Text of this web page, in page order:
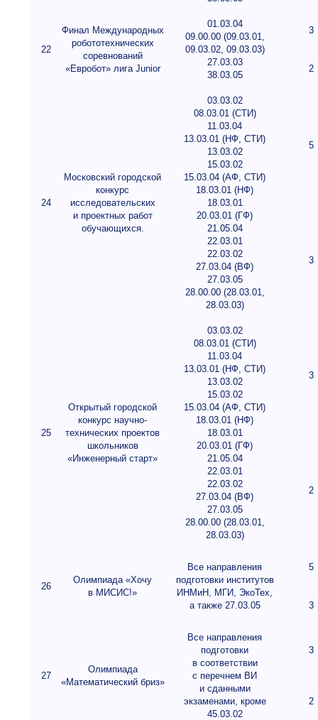
22
Финал Международных
робототехнических
соревнований
«Евробот» лига Junior
01.03.04
09.00.00 (09.03.01,
09.03.02, 09.03.03)
27.03.03
38.03.05
3
2
24
Московский городской
конкурс
исследовательских
и проектных работ
обучающихся.
03.03.02
08.03.01 (СТИ)
11.03.04
13.03.01 (НФ, СТИ)
13.03.02
15.03.02
15.03.04 (АФ, СТИ)
18.03.01 (НФ)
18.03.01
20.03.01 (ГФ)
21.05.04
22.03.01
22.03.02
27.03.04 (ВФ)
27.03.05
28.00.00 (28.03.01,
28.03.03)
5
3
25
Открытый городской
конкурс научно-
технических проектов
школьников
«Инженерный старт»
03.03.02
08.03.01 (СТИ)
11.03.04
13.03.01 (НФ, СТИ)
13.03.02
15.03.02
15.03.04 (АФ, СТИ)
18.03.01 (НФ)
18.03.01
20.03.01 (ГФ)
21.05.04
22.03.01
22.03.02
27.03.04 (ВФ)
27.03.05
28.00.00 (28.03.01,
28.03.03)
3
2
26
Олимпиада «Хочу
в МИСИС!»
Все направления
подготовки институтов
ИНМиН, МГИ, ЭкоТех,
а также 27.03.05
5
3
27
Олимпиада
«Математический бриз»
Все направления
подготовки
в соответствии
с перечнем ВИ
и сданными
экзаменами, кроме
45.03.02
3
2